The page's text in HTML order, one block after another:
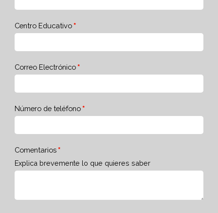
Centro Educativo
Correo Electrónico
Número de teléfono
Comentarios
Explica brevemente lo que quieres saber